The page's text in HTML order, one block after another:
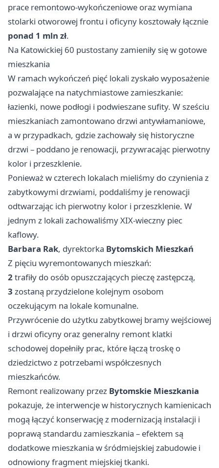
prace remontowo‑wykończeniowe oraz wymiana
stolarki otworowej frontu i oficyny kosztowały łącznie
ponad 1 mln zł.
Na Katowickiej 60 pustostany zamieniły się w gotowe
mieszkania
W ramach wykończeń pięć lokali zyskało wyposażenie
pozwalające na natychmiastowe zamieszkanie:
łazienki, nowe podłogi i podwieszane sufity. W sześciu
mieszkaniach zamontowano drzwi antywłamaniowe,
a w przypadkach, gdzie zachowały się historyczne
drzwi – poddano je renowacji, przywracając pierwotny
kolor i przeszklenie.
Ponieważ w czterech lokalach mieliśmy do czynienia z
zabytkowymi drzwiami, poddaliśmy je renowacji
odtwarzając ich pierwotny kolor i przeszklenie. W
jednym z lokali zachowaliśmy XIX‑wieczny piec
kaflowy.
Barbara Rak, dyrektorka Bytomskich Mieszkań
Z pięciu wyremontowanych mieszkań:
2 trafiły do osób opuszczających pieczę zastępczą,
3 zostaną przydzielone kolejnym osobom
oczekującym na lokale komunalne.
Przywrócenie do użytku zabytkowej bramy wejściowej
i drzwi oficyny oraz generalny remont klatki
schodowej dopełniły prac, które łączą troskę o
dziedzictwo z potrzebami współczesnych
mieszkańców.
Remont realizowany przez Bytomskie Mieszkania
pokazuje, że interwencje w historycznych kamienicach
mogą łączyć konserwację z modernizacją instalacji i
poprawą standardu zamieszkania – efektem są
dodatkowe mieszkania w śródmiejskiej zabudowie i
odnowiony fragment miejskiej tkanki.